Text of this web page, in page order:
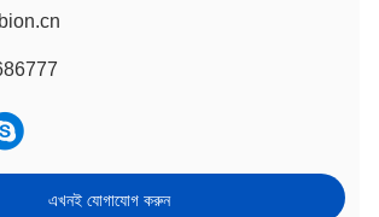
এখনই যোগাযোগ করুন